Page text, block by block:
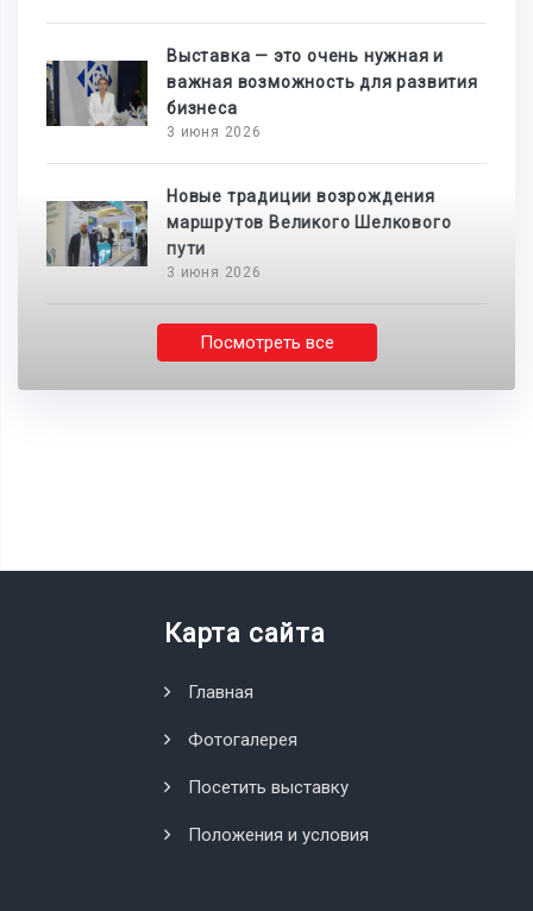
Выставка — это очень нужная и
важная возможность для развития
бизнеса
3 июня 2026
Новые традиции возрождения
маршрутов Великого Шелкового
пути
3 июня 2026
Посмотреть все
Карта сайта
Главная
Фотогалерея
Посетить выставку
Положения и условия